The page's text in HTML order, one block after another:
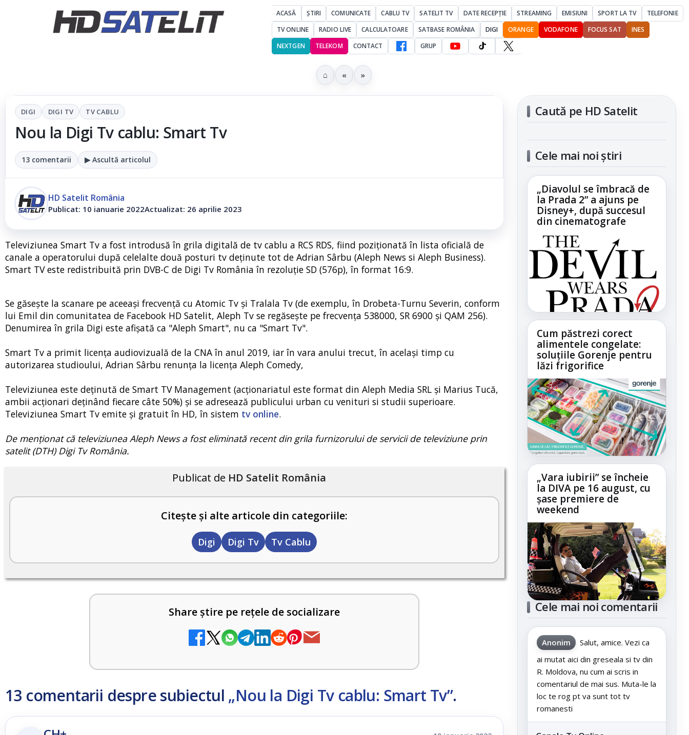
ACASĂ ȘTIRI COMUNICATE CABLU TV SATELIT TV DATE RECEPȚIE STREAMING EMISIUNI SPORT LA TV
TELEFONIE
TV ONLINE
RADIO LIVE CALCULATOARE SATBASE ROMÂNIA DIGI ORANGE VODAFONE FOCUS SAT
INES
NEXTGEN
TELEKOM CONTACT GRUP
⌂ « »
DIGI DIGI TV TV CABLU
Nou la Digi Tv cablu: Smart Tv
13 comentarii ▶ Ascultă articolul
HD Satelit România
Publicat: 10 ianuarie 2022Actualizat: 26 aprilie 2023
Televiziunea Smart Tv a fost introdusă în grila digitală de tv cablu a RCS RDS, fiind poziționată în lista oficială de
canale a operatorului după celelalte două posturi tv deținute tot de Adrian Sârbu (Aleph News si Aleph Business).
Smart TV este redistribuită prin DVB-C de Digi Tv România în rezoluție SD (576p), în format 16:9.
Se găsește la scanare pe aceeași frecvență cu Atomic Tv și Tralala Tv (de exemplu, în Drobeta-Turnu Severin, conform
lui Emil din comunitatea de Facebook HD Satelit, Aleph Tv se regăsește pe frecvența 538000, SR 6900 și QAM 256).
Denumirea în grila Digi este afișată ca "Aleph Smart", nu ca "Smart Tv".
Smart Tv a primit licența audiovizuală de la CNA în anul 2019, iar în vara anului trecut, în același timp cu
autorizarea studioului, Adrian Sârbu renunța la licența Aleph Comedy,
Televiziunea este deținută de Smart TV Management (acționariatul este format din Aleph Media SRL și Marius Tucă,
ambii acționari deținând fiecare câte 50%) și se adresează publicului urban cu venituri si studii superioare.
Televiziunea Smart Tv emite și gratuit în HD, în sistem tv online.
De menționat că televiziunea Aleph News a fost eliminată recent din grila furnizorului de servicii de televiziune prin
satelit (DTH) Digi Tv România.
Publicat de HD Satelit România
Citește și alte articole din categoriile:
Digi Digi Tv Tv Cablu
Share știre pe rețele de socializare
13 comentarii despre subiectul „Nou la Digi Tv cablu: Smart Tv”.
Caută pe HD Satelit
Cele mai noi știri
„Diavolul se îmbracă de
la Prada 2” a ajuns pe
Disney+, după succesul
din cinematografe
Cum păstrezi corect
alimentele congelate:
soluțiile Gorenje pentru
lăzi frigorifice
„Vara iubirii” se încheie
la DIVA pe 16 august, cu
șase premiere de
weekend
Cele mai noi comentarii
Anonim
Salut, amice. Vezi ca
ai mutat aici din greseala si tv din
R. Moldova, nu cum ai scris in
comentariul de mai sus. Muta-le la
loc te rog pt va sunt tot tv
romanesti